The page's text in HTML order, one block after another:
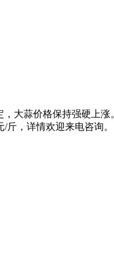
大蒜价格保持强硬上
斤，详情欢迎来电咨询。